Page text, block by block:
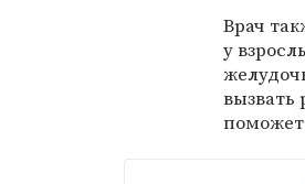
Врач
у
вызвать
поможет